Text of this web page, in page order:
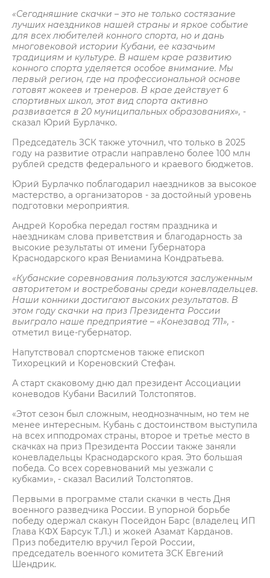
«Сегодняшние скачки – это не только состязание
лучших наездников нашей страны и яркое событие
для всех любителей конного спорта, но и дань
многовековой истории Кубани, ее казачьим
традициям и культуре. В нашем крае развитию
конного спорта уделяется особое внимание. Мы
первый регион, где на профессиональной основе
готовят жокеев и тренеров. В крае действует 6
спортивных школ, этот вид спорта активно
развивается в 20 муниципальных образованиях», ­ -
сказал Юрий Бурлачко.
Председатель ЗСК также уточнил, что только в 2025
году на развитие отрасли направлено более 100 млн
рублей средств федерального и краевого бюджетов.
Юрий Бурлачко поблагодарил наездников за высокое
мастерство, а организаторов - за достойный уровень
подготовки мероприятия.
Андрей Коробка передал гостям праздника и
наездникам слова приветствия и благодарность за
высокие результаты от имени Губернатора
Краснодарского края Вениамина Кондратьева.
«Кубанские соревнования пользуются заслуженным
авторитетом и востребованы среди коневладельцев.
Наши конники достигают высоких результатов. В
этом году скачки на приз Президента России
выиграло наше предприятие – «Конезавод 711», -
отметил вице-губернатор.
Напутствовал спортсменов также епископ
Тихорецкий и Кореновский Стефан.
А старт скаковому дню дал президент Ассоциации
коневодов Кубани Василий Толстопятов.
«Этот сезон был сложным, неоднозначным, но тем не
менее интересным. Кубань с достоинством выступила
на всех ипподромах страны, второе и третье место в
скачках на приз Президента России также заняли
коневладельцы Краснодарского края. Это большая
победа. Со всех соревнований мы уезжали с
кубками», - сказал Василий Толстопятов.
Первыми в программе стали скачки в честь Дня
военного разведчика России. В упорной борьбе
победу одержал скакун Посейдон Барс (владелец ИП
Глава КФХ Барсук Т.Л.) и жокей Азамат Карданов.
Приз победителю вручил Герой России,
председатель военного комитета ЗСК Евгений
Шендрик.